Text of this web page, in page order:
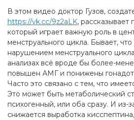
В этом видео доктор Гузов,
https://vk.cc/9z2aLK, рассказывает
который играет важную роль в
менструального цикла. Бывает,
нарушением менструального
анализах всё вроде бы более-
повышен АМГ и понижены
Часто это связано с тем, что
Это может быть метаболический
психогенный, или оба сразу. И из-
снижается выработка